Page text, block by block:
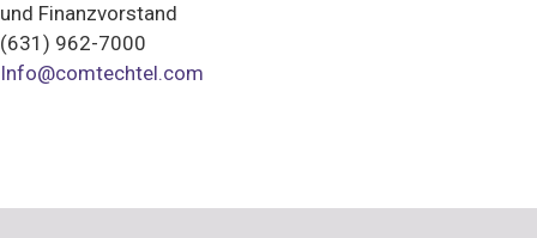
und Finanzvorstand
(631) 962-7000
Info@comtechtel.com